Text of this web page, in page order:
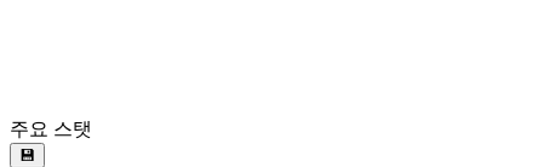
주요 스탯
💾